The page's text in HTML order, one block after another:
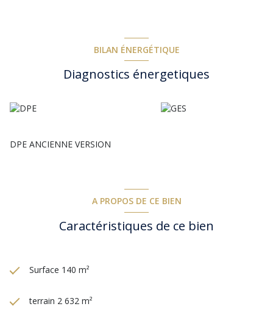
BILAN ÉNERGÉTIQUE
Diagnostics énergetiques
DPE ANCIENNE VERSION
A PROPOS DE CE BIEN
Caractéristiques de ce bien
Surface 140 m²
terrain 2 632 m²